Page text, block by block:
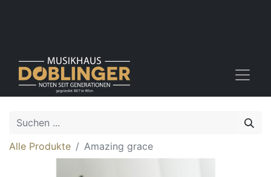
Alle Produkte Amazing grace